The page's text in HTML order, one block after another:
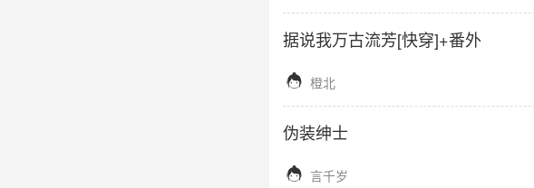
据说我万古流芳[快穿]+番外
 橙北
伪装绅士
 言千岁